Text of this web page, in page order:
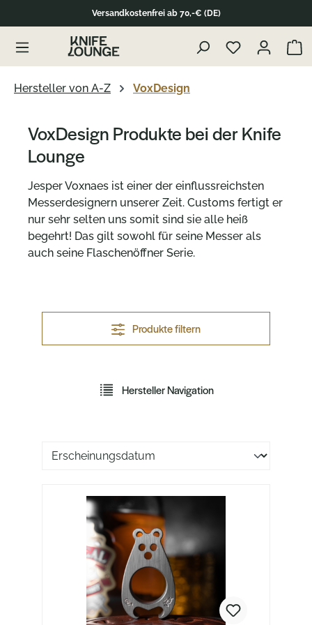
Versandkostenfrei ab 70,-€ (DE)
Hersteller von A-Z VoxDesign
VoxDesign Produkte bei der Knife
Lounge
Jesper Voxnaes ist einer der einflussreichsten
Messerdesignern unserer Zeit. Customs fertigt er
nur sehr selten uns somit sind sie alle heiß
begehrt! Das gilt sowohl für seine Messer als
auch seine Flaschenöffner Serie.
Produkte filtern
Hersteller Navigation